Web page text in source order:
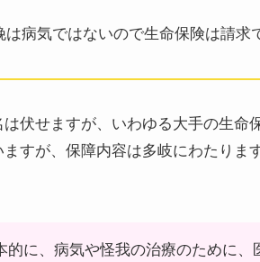
病気ではないので生命保険は請求
伏せますが、いわゆる大手の生命
すが、保障内容は多岐にわたりま
的に、病気や怪我の治療のために